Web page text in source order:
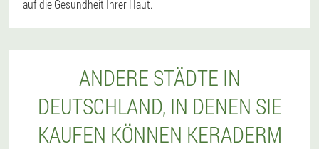
auf die Gesundheit Ihrer Haut.
ANDERE STÄDTE IN
DEUTSCHLAND, IN DENEN SIE
KAUFEN KÖNNEN KERADERM